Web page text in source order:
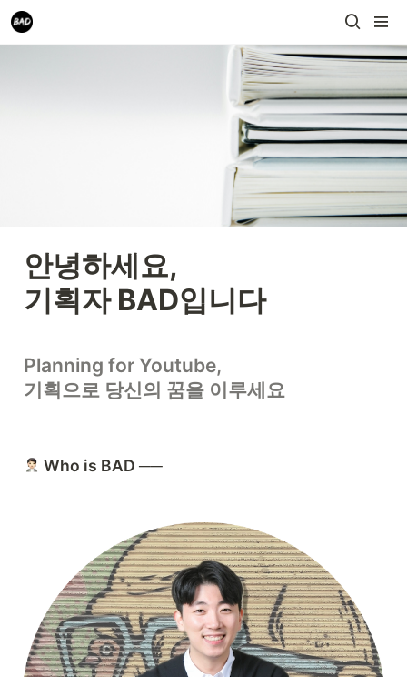
안녕하세요,
기획자 BAD입니다
Planning for Youtube,
기획으로 당신의 꿈을 이루세요
Who is BAD ──